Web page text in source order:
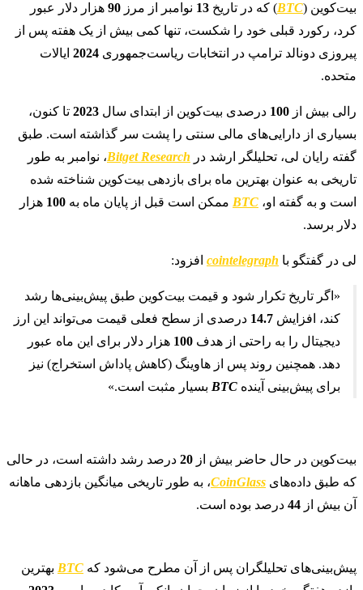
بیت‌کوین (BTC) که در تاریخ نوامبر از مرز 90 هزار دلار عبور
کرد، رکورد قبلی خود را شکست، تنها کمی بیش از یک هفته پس از
پیروزی دونالد ترامپ در انتخابات ریاست‌جمهوری 2024 ایالات
متحده.
رالی بیش از 100 درصدی بیت‌کوین از ابتدای سال 2023 تا کنون،
بسیاری از دارایی‌های مالی سنتی را پشت سر گذاشته است. طبق
گفته رایان لی، تحلیلگر ارشد در Bitget Research، نوامبر به طور
تاریخی به عنوان بهترین ماه برای بازدهی بیت‌کوین شناخته شده
است و به گفته او، BTC ممکن است قبل از پایان ماه به 100 هزار
دلار برسد.
لی در گفتگو با cointelegraph افزود:
«اگر تاریخ تکرار شود و قیمت بیت‌کوین طبق پیش‌بینی‌ها رشد
کند، افزایش 14.7 درصدی از سطح فعلی قیمت می‌تواند این ارز
دیجیتال را به راحتی از هدف 100 هزار دلار برای این ماه عبور
دهد. همچنین روند پس از هاوینگ (کاهش پاداش استخراج) نیز
برای پیش‌بینی آینده BTC بسیار مثبت است.»
بیت‌کوین در حال حاضر بیش از 20 درصد رشد داشته است، در حالی
که طبق داده‌های CoinGlass، به طور تاریخی میانگین بازدهی ماهانه
آن بیش از 44 درصد بوده است.
پیش‌بینی‌های تحلیلگران پس از آن مطرح می‌شود که BTC بهترین